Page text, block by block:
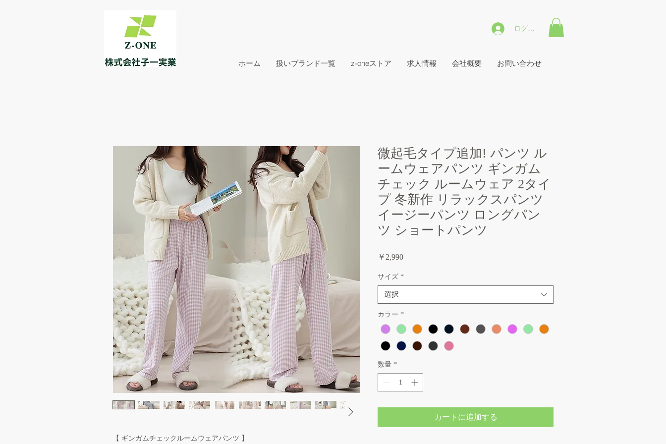
ログイン
ホーム 扱いブランド一覧 z-oneストア 求人情報 会社概要 お問い合わせ
【 ギンガムチェックルームウェアパンツ 】
微起毛タイプ追加! パンツ ル
ームウェアパンツ ギンガム
チェック ルームウェア 2タイ
プ 冬新作 リラックスパンツ
イージーパンツ ロングパン
ツ ショートパンツ
￥2,990価
サイズ *
選択
カラー *
数量 *
カートに追加する